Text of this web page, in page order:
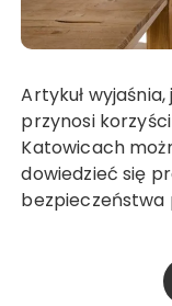
Artykuł wyjaśnia, jak działa sauna infrared, jakie
przynosi
Katowicach
dowiedzieć się
bezpieczeństwa